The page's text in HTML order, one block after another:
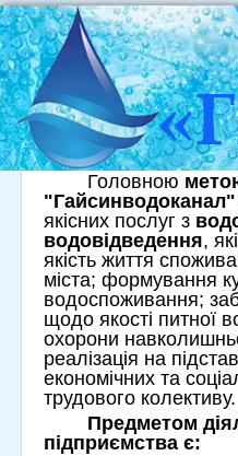
ДІЯЛЬНІСТЬ
Головною
якісних послуг з
водовідведення,
якість життя
міста; формування
водоспоживання;
щодо якості питної
охорони
реалізація на
економічних та
трудового колективу.
Предметом
підприємства є: